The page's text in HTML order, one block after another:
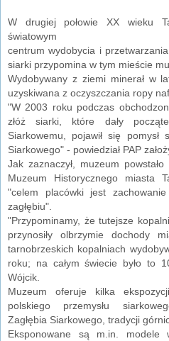
W drugiej połowie XX wieku
światowym
centrum wydobycia i
siarki przypomina w tym mieście
Wydobywany z ziemi minerał w
uzyskiwana z oczyszczania ropy
"W 2003 roku podczas
złóż siarki, które dały
Siarkowemu, pojawił się pomysł
Siarkowego" - powiedział PAP
Jak zaznaczył, muzeum
Muzeum Historycznego miasta
"celem placówki jest
zagłębiu".
"Przypominamy, że tutejsze
przynosiły olbrzymie dochody
tarnobrzeskich kopalniach
roku; na całym świecie było to
Wójcik.
Muzeum oferuje kilka
polskiego przemysłu
Zagłębia Siarkowego, tradycji
Eksponowane są m.in. modele